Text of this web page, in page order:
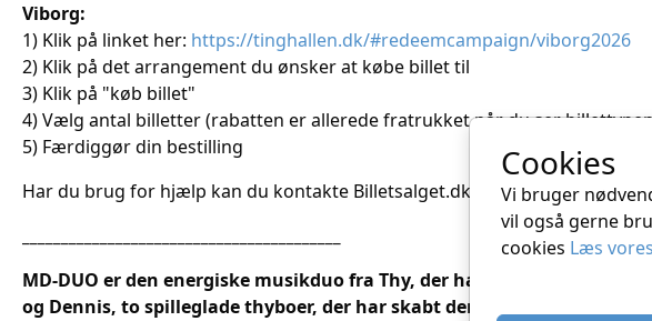
Cookies
Vi bruger
vil også gerne
cookies Læs
Viborg:
1) Klik på linket her: https://tinghallen.dk/#redeemcampaign/viborg2026
2) Klik på det arrangement du ønsker at købe billet til
3) Klik på "køb billet"
4) Vælg antal billetter (rabatten er allerede fratrukket når du ser
5) Færdiggør din bestilling
Har du brug for hjælp kan du kontakte Billetsalget.dk på tlf. +45 28 76 24
MD-DUO er den energiske musikduo fra Thy, der har spillet over 700
og Dennis, to spilleglade thyboer, der har skabt deres helt egen